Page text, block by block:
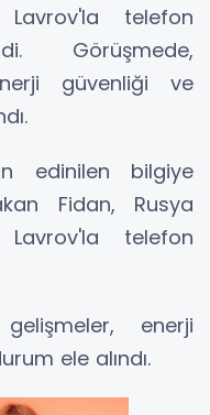
Lavrov'la telefon
Görüşmede,
güvenliği ve
edinilen bilgiye
Fidan, Rusya
Lavrov'la telefon
enerji
ele alındı.